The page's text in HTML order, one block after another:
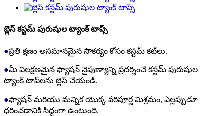
బ్లెస్ కస్టమ్ పురుషుల ట్యాంక్ టాప్స్
●ప్రతి క్షణం అసమానమైన సౌకర్యం కోసం కస్టమ్ కట్‌లు.
●మీ విలక్షణమైన ఫ్యాషన్ నైపుణ్యాన్ని ప్రదర్శించే కస్టమ్ పురుషుల
ట్యాంక్ టాప్‌లను బ్లెస్ చేయండి.
●ఫ్యాషన్ మరియు మన్నిక యొక్క పరిపూర్ణ మిశ్రమం, ఎల్లప్పుడూ
ధరించడానికి సిద్ధంగా ఉంటుంది.